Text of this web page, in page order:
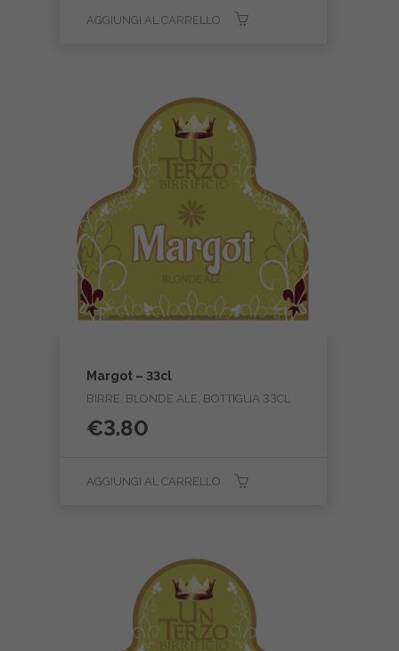
AGGIUNGI AL CARRELLO
Margot – 33cl
BIRRE, BLONDE ALE, BOTTIGLIA 33CL
€3.80
AGGIUNGI AL CARRELLO